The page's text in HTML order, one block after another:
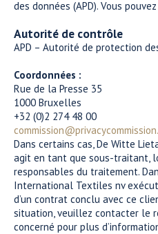
des données (APD). Vous
Autorité de contrôle
APD – Autorité de protection
Coordonnées :
Rue de la Presse 35
1000 Bruxelles
+32 (0)2 274 48 00
Dans certains cas, De Witte
agit en tant que sous-traitant,
responsables du traitement.
International Textiles nv
d’un contrat conclu avec ce
situation, veuillez contacter le
concerné pour plus